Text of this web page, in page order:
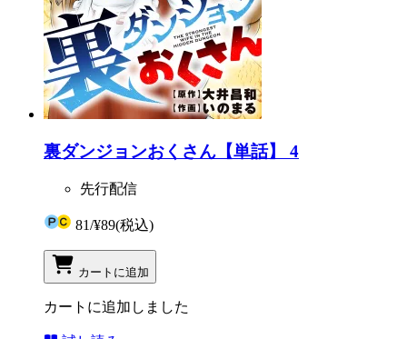
裏ダンジョンおくさん【単話】 4
先行配信
81/¥89(税込)
カートに追加
カートに追加しました